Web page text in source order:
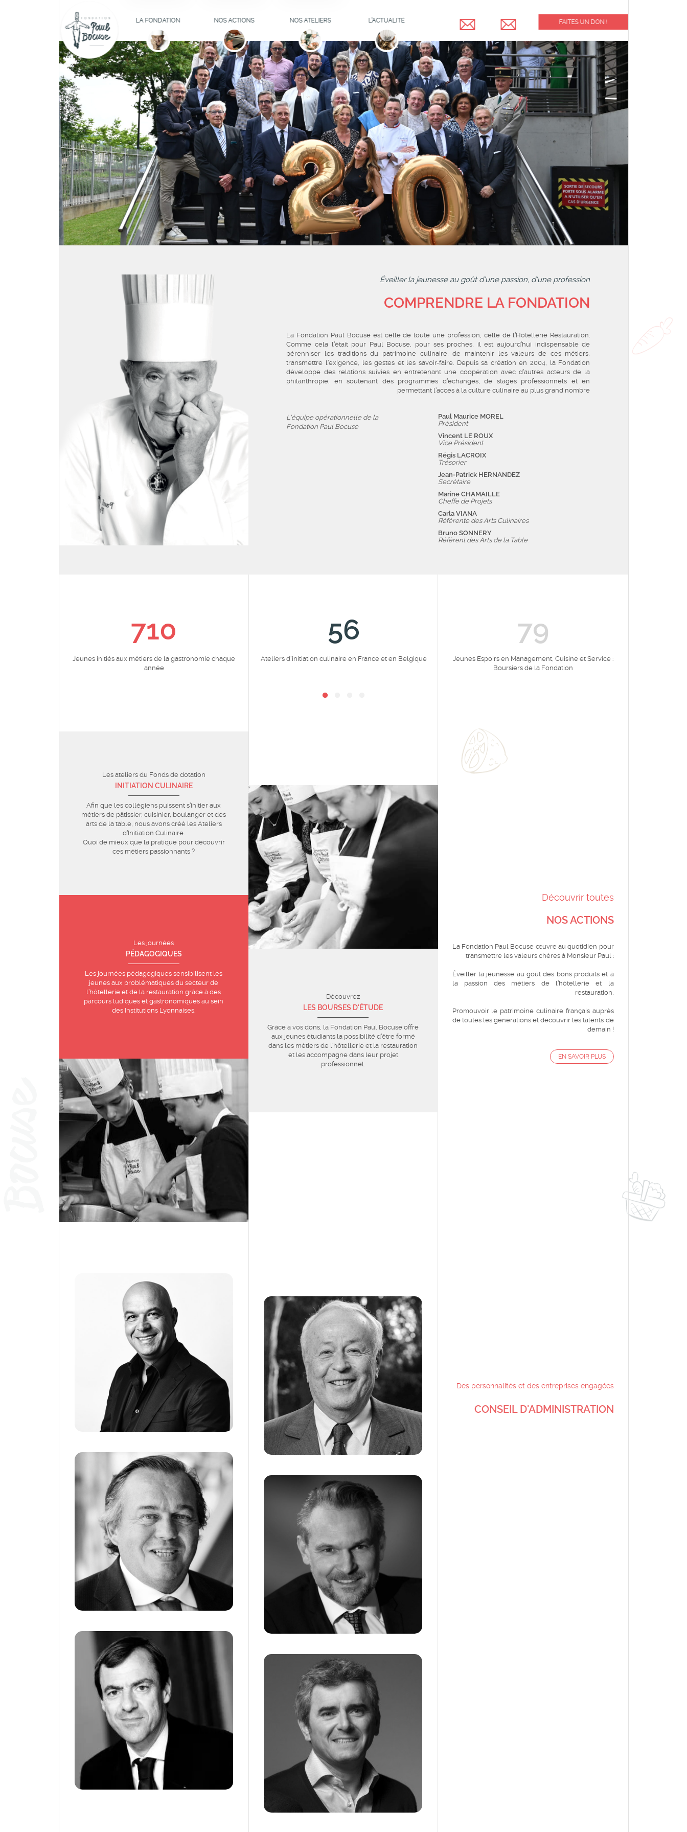
LA FONDATION
LES MEMBRES DU
CONSEIL
D'ADMINISTRATION
LES MEMBRES
FONDATEURS
ILS TÉMOIGNENT
NOS ACTIONS
CULINAIRE
FORMATION
BOCUSE
HER'ITAGE
BOURSES D'ÉTUDE
DÉFIBRILLATEURS
LIFEAZ
JOURNÉES
PÉDAGOGIQUES
(RE)INSERTION
PROFESSIONNELLE
NOS ATELIERS
LISTE D'ATTENTE
DES ATELIERS
LA FONDATION
VOUS AIDE
LEURS AVIS
ATELIERS
CULINAIRES POUR
ENTREPRISES
L’ACTUALITÉ FAITES UN DON !
Éveiller la jeunesse au goût d’une passion, d'une profession
COMPRENDRE LA FONDATION
La Fondation Paul Bocuse est celle de toute une profession, celle de l’Hôtellerie Restauration.
Comme cela l’était pour Paul Bocuse, pour ses proches, il est aujourd’hui indispensable de
pérenniser les traditions du patrimoine culinaire, de maintenir les valeurs de ces métiers,
transmettre l’exigence, les gestes et les savoir-faire. Depuis sa création en 2004, la Fondation
développe des relations suivies en entretenant une coopération avec d’autres acteurs de la
philanthropie, en soutenant des programmes d’échanges, de stages professionnels et en
permettant l’accès à la culture culinaire au plus grand nombre
L'équipe opérationnelle de la
Fondation Paul Bocuse
Paul Maurice MOREL
Président
Vincent LE ROUX
Vice Président
Régis LACROIX
Trésorier
Jean-Patrick HERNANDEZ
Secrétaire
Marine CHAMAILLE
Cheffe de Projets
Carla VIANA
Référente des Arts Culinaires
Bruno SONNERY
Référent des Arts de la Table
900
Jeunes initiés aux métiers de la gastronomie chaque
année
70
Ateliers d'initiation culinaire en France et en Belgique
100
Jeunes Espoirs en Management, Cuisine et Service :
Boursiers de la Fondation
Les ateliers du Fonds de dotation
INITIATION CULINAIRE
Afin que les collégiens puissent s’initier aux
métiers de pâtissier, cuisinier, boulanger et des
arts de la table, nous avons créé les Ateliers
d’Initiation Culinaire.
Quoi de mieux que la pratique pour découvrir
ces métiers passionnants ?
Les journées
PÉDAGOGIQUES
Les journées pédagogiques sensibilisent les
jeunes aux problématiques du secteur de
l’hôtellerie et de la restauration grâce à des
parcours ludiques et gastronomiques au sein
des Institutions Lyonnaises.
Découvrez
LES BOURSES D'ÉTUDE
Grâce à vos dons, la Fondation Paul Bocuse offre
aux jeunes étudiants la possibilité d’être formé
dans les métiers de l’hôtellerie et la restauration
et les accompagne dans leur projet
professionnel.
Découvrir toutes
NOS ACTIONS
La Fondation Paul Bocuse œuvre au quotidien pour
transmettre les valeurs chères à Monsieur Paul :
Éveiller la jeunesse au goût des bons produits et à
la passion des métiers de l’hôtellerie et la
restauration,
Promouvoir le patrimoine culinaire français auprès
de toutes les générations et découvrir les talents de
demain !
EN SAVOIR PLUS
Des personnalités et des entreprises engagées
CONSEIL D'ADMINISTRATION